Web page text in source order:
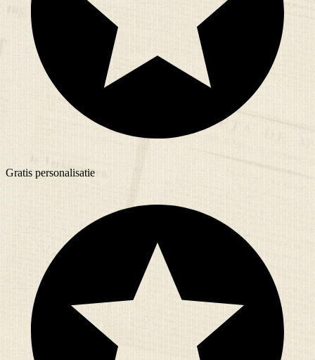
Gratis personalisatie